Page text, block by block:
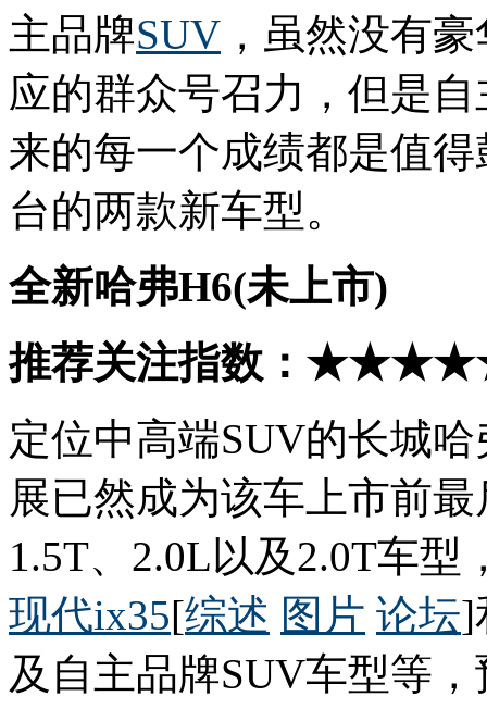
主品牌SUV ，虽然没有
应的群众号召力，但是自
来的每一个成绩都是值
台的两款新车型。
全新哈弗H6(未上市)
推荐关注指数：
定位中高端SUV的长城
展已然成为该车上市前
1.5T、2.0L以及2.0T车
现代ix35[综述 图片 论坛]
及自主品牌SUV车型等